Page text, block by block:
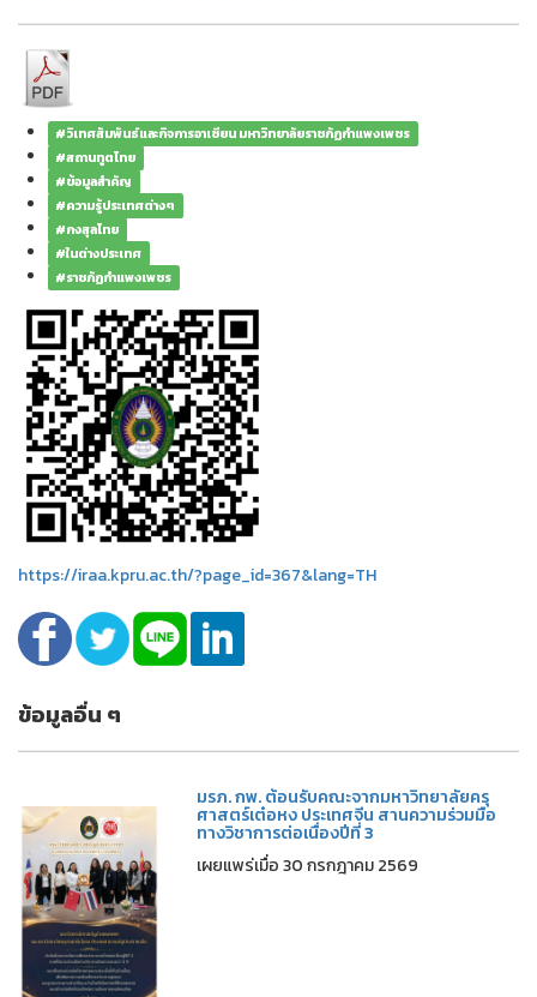
#วิเทศสัมพันธ์และกิจการอาเซียน มหาวิทยาลัยราชภัฏกำแพงเพชร
#สถานทูตไทย
#ข้อมูลสำคัญ
#ความรู้ประเทศต่างๆ
#กงสุลไทย
#ในต่างประเทศ
#ราชภัฏกำแพงเพชร
https://iraa.kpru.ac.th/?page_id=367&lang=TH
ข้อมูลอื่น ๆ
มรภ. กพ. ต้อนรับคณะจากมหาวิทยาลัยครุ
ศาสตร์เต๋อหง ประเทศจีน สานความร่วมมือ
ทางวิชาการต่อเนื่องปีที่ 3
เผยแพร่เมื่อ 30 กรกฎาคม 2569